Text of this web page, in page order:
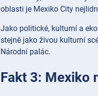
oblasti je Mexiko City
Jako politické, kulturní a
stejně jako živou kulturní
Národní palác.
Fakt 3: Mexiko